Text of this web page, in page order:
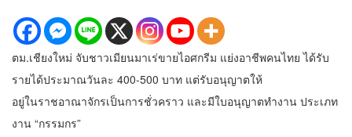
ตม.เชียงใหม่ จับชาวเมียนมาเร่ขายไอศกรีม แย่งอาชีพคนไทย ได้รับ
รายได้ประมาณวันละ 400-500 บาท แต่รับอนุญาตให้
อยู่ในราชอาณาจักรเป็นการชั่วคราว และมีใบอนุญาตทำงาน ประเภท
งาน “กรรมกร”